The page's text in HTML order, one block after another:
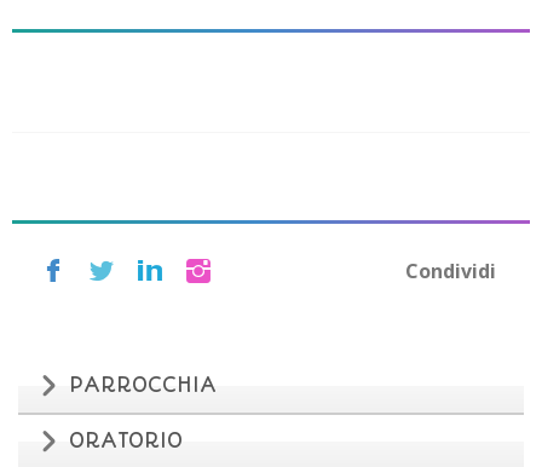
Condividi
PARROCCHIA
ORATORIO